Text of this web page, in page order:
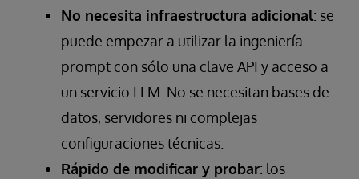
No necesita infraestructura adicional: se
puede empezar a utilizar la ingeniería
prompt con sólo una clave API y acceso a
un servicio LLM. No se necesitan bases de
datos, servidores ni complejas
configuraciones técnicas.
Rápido de modificar y probar: los